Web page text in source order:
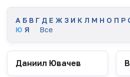
А Б В Г Д Е Ж З И К Л М Н О П Р
Ю Я Все
Даниил Ювачев